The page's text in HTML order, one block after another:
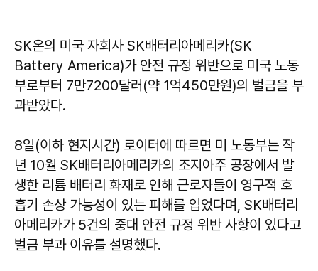
SK온의 미국 자회사 SK배터리아메리카(SK
Battery America)가 안전 규정 위반으로 미국 노동
부로부터 7만7200달러(약 1억450만원)의 벌금을 부
과받았다.
8일(이하 현지시간) 로이터에 따르면 미 노동부는 작
년 10월 SK배터리아메리카의 조지아주 공장에서 발
생한 리튬 배터리 화재로 인해 근로자들이 영구적 호
흡기 손상 가능성이 있는 피해를 입었다며, SK배터리
아메리카가 5건의 중대 안전 규정 위반 사항이 있다고
벌금 부과 이유를 설명했다.